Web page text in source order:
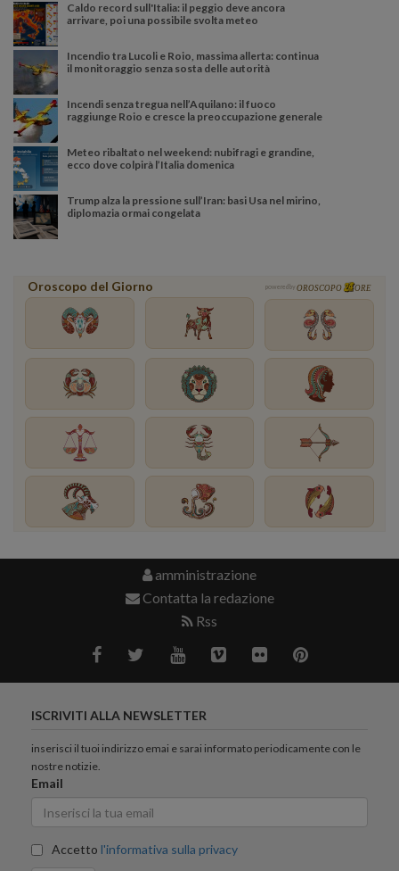
Caldo record sull'Italia: il peggio deve ancora
arrivare, poi una possibile svolta meteo
Incendio tra Lucoli e Roio, massima allerta: continua
il monitoraggio senza sosta delle autorità
Incendi senza tregua nell’Aquilano: il fuoco
raggiunge Roio e cresce la preoccupazione generale
Meteo ribaltato nel weekend: nubifragi e grandine,
ecco dove colpirà l’Italia domenica
Trump alza la pressione sull’Iran: basi Usa nel mirino,
diplomazia ormai congelata
Oroscopo del Giorno powered by OROSCOPO ORE
amministrazione
Contatta la redazione
Rss
ISCRIVITI ALLA NEWSLETTER
inserisci il tuoi indirizzo emai e sarai informato periodicamente con le
nostre notizie.
Email
Accetto l'informativa sulla privacy